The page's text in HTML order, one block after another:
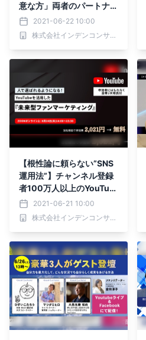
意な方」両者のパートナー
見つけられます
2021-06-22 10:00
株式会社インデンコンサルティング
【根性論に頼らない”SNS
運用法”】チャンネル登録
者100万人以上のYouTub
erを育成した「極意」とは
2021-06-21 10:00
株式会社インデンコンサルティング